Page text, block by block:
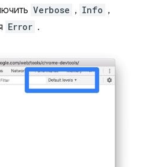
Verbose , Info ,
Error .